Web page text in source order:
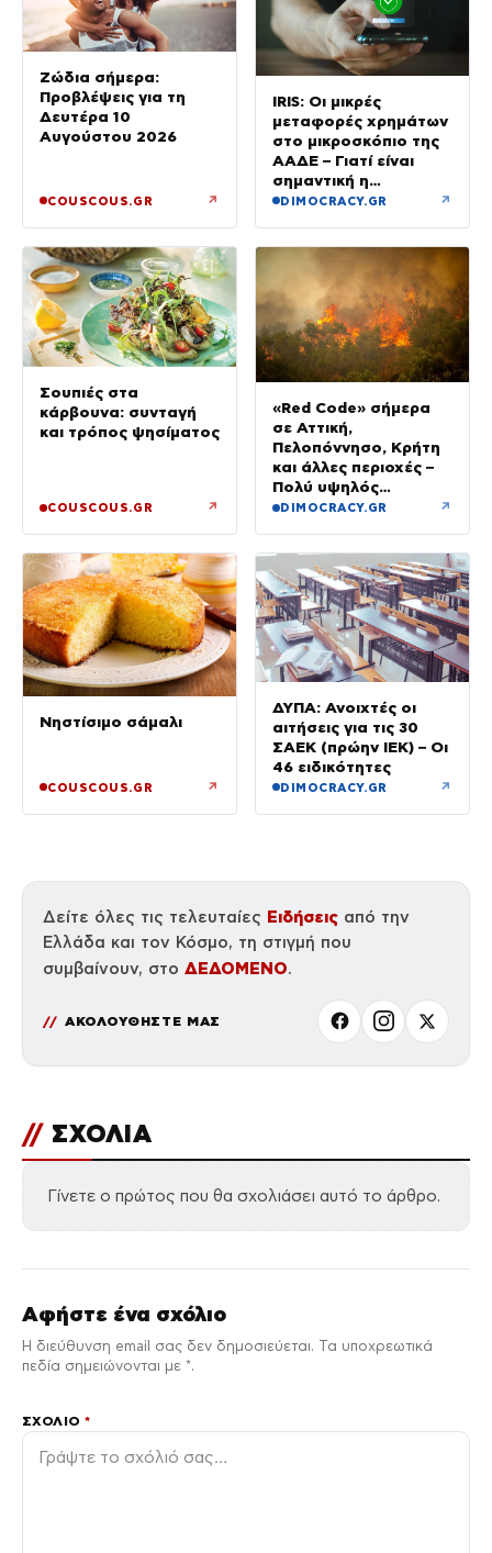
Ζώδια σήμερα:
Προβλέψεις για τη
Δευτέρα 10
Αυγούστου 2026
COUSCOUS.GR ↗
IRIS: Οι μικρές
μεταφορές χρημάτων
στο μικροσκόπιο της
ΑΑΔΕ – Γιατί είναι
σημαντική η
αιτιολογία
DIMOCRACY.GR ↗
Σουπιές στα
κάρβουνα: συνταγή
και τρόπος ψησίματος
COUSCOUS.GR ↗
«Red Code» σήμερα
σε Αττική,
Πελοπόννησο, Κρήτη
και άλλες περιοχές –
Πολύ υψηλός
κίνδυνος πυρκαγιάς
DIMOCRACY.GR ↗
Νηστίσιμο σάμαλι
COUSCOUS.GR ↗
ΔΥΠΑ: Ανοιχτές οι
αιτήσεις για τις 30
ΣΑΕΚ (πρώην ΙΕΚ) – Οι
46 ειδικότητες
DIMOCRACY.GR ↗
Δείτε όλες τις τελευταίες Ειδήσεις από την
Ελλάδα και τον Κόσμο, τη στιγμή που
συμβαίνουν, στο ΔΕΔΟΜΕΝΟ.
ΑΚΟΛΟΥΘΗΣΤΕ ΜΑΣ
// ΣΧΟΛΙΑ
Γίνετε ο πρώτος που θα σχολιάσει αυτό το άρθρο.
Αφήστε ένα σχόλιο
Η διεύθυνση email σας δεν δημοσιεύεται. Τα υποχρεωτικά
πεδία σημειώνονται με *.
ΣΧΌΛΙΟ*